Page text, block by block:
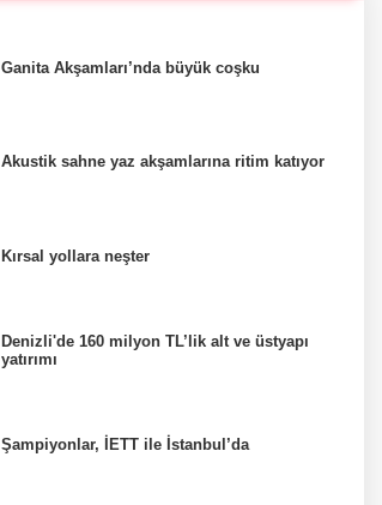
Ganita Akşamları’nda büyük coşku
Akustik sahne yaz akşamlarına ritim katıyor
Kırsal yollara neşter
Denizli'de 160 milyon TL’lik alt ve üstyapı
yatırımı
Şampiyonlar, İETT ile İstanbul’da